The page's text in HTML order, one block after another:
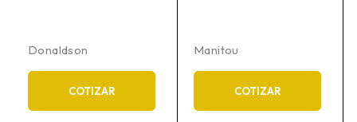
Donaldson
COTIZAR
Manitou
COTIZAR